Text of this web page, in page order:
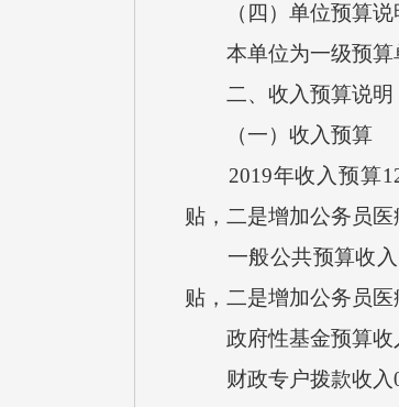
（四）单位预算说
本单位为一级预算单
二、收入预算说明
（一）收入预算
2019年收入预算
贴，二是增加公务员
一般公共预算收入
贴，二是增加公务员医
政府性基金预算收
财政专户拨款收入0